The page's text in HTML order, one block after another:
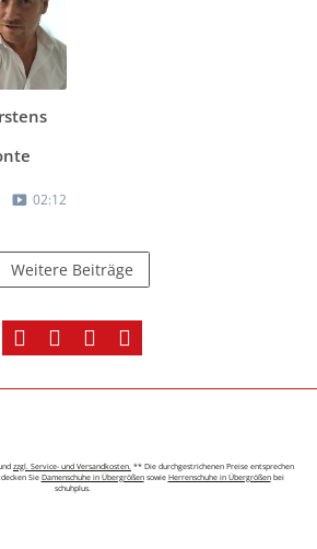
02:12
Weitere Beiträge
zzgl. Service- und Versandkosten. ** Die durchgestrichenen Preise entsprechen
Sie Damenschuhe in Übergrößensowie Herrenschuhe in Übergrößenbei
schuhplus.